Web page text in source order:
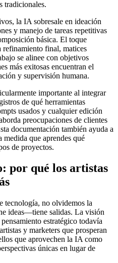
tradicionales.
la IA sobresale en ideación
y manejo de tareas repetitivas
básica. El toque
refinamiento final, matices
se alinee con objetivos
más exitosas encuentran el
y supervisión humana.
importante al integrar
de qué herramientas
usados y cualquier edición
preocupaciones de clientes
documentación también ayuda a
que aprendes qué
de proyectos.
por qué los artistas
tecnología, no olvidemos la
ideas—tiene salidas. La visión
estratégico todavía
y marketers que prosperan
que aprovechen la IA como
únicas en lugar de